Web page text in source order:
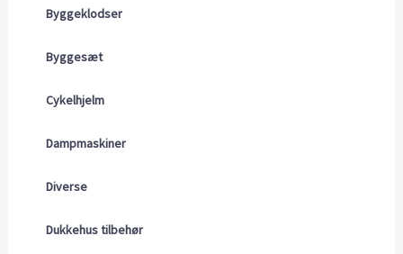
Byggeklodser
Byggesæt
Cykelhjelm
Dampmaskiner
Diverse
Dukkehus tilbehør